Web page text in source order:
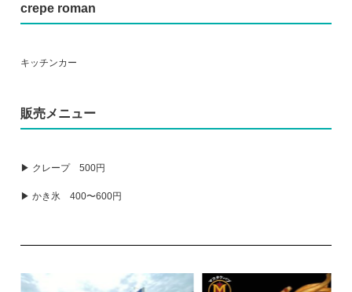
crepe roman
キッチンカー
販売メニュー
▶ クレープ 500円
▶ かき氷 400〜600円